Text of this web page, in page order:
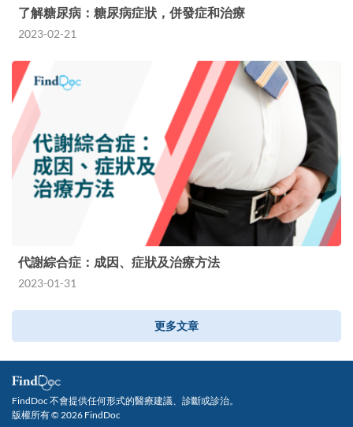
了解糖尿病：糖尿病症狀，併發症和治療
2023-02-21
代謝綜合症：成因、症狀及治療方法
2023-01-31
更多文章
FindDoc 不會提供任何形式的醫療建議、診斷或診治。
版權所有 © 2026 FindDoc